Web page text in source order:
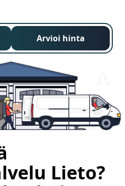
Arvioi hinta
Lieto?